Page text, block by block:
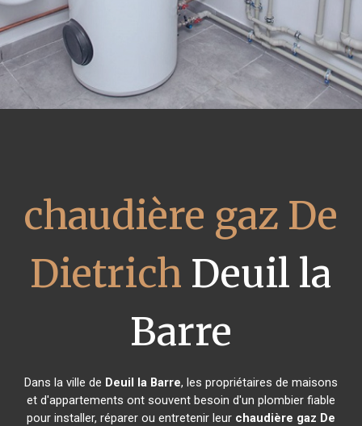
chaudière gaz De
Dietrich Deuil la
Barre
Dans la ville de Deuil la Barre, les propriétaires de maisons
et d'appartements ont souvent besoin d'un plombier fiable
pour installer, réparer ou entretenir leur chaudière gaz De